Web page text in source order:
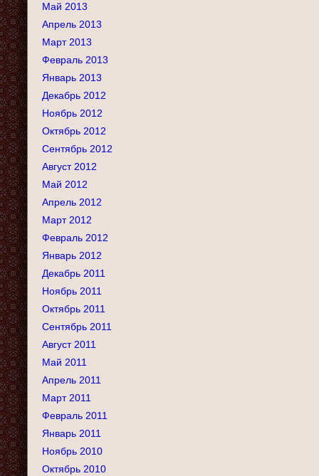
Май 2013
Апрель 2013
Март 2013
Февраль 2013
Январь 2013
Декабрь 2012
Ноябрь 2012
Октябрь 2012
Сентябрь 2012
Август 2012
Май 2012
Апрель 2012
Март 2012
Февраль 2012
Январь 2012
Декабрь 2011
Ноябрь 2011
Октябрь 2011
Сентябрь 2011
Август 2011
Май 2011
Апрель 2011
Март 2011
Февраль 2011
Январь 2011
Ноябрь 2010
Октябрь 2010